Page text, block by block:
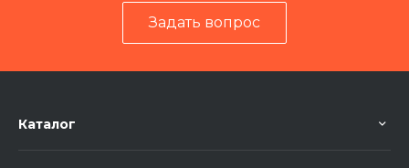
Задать вопрос
Каталог